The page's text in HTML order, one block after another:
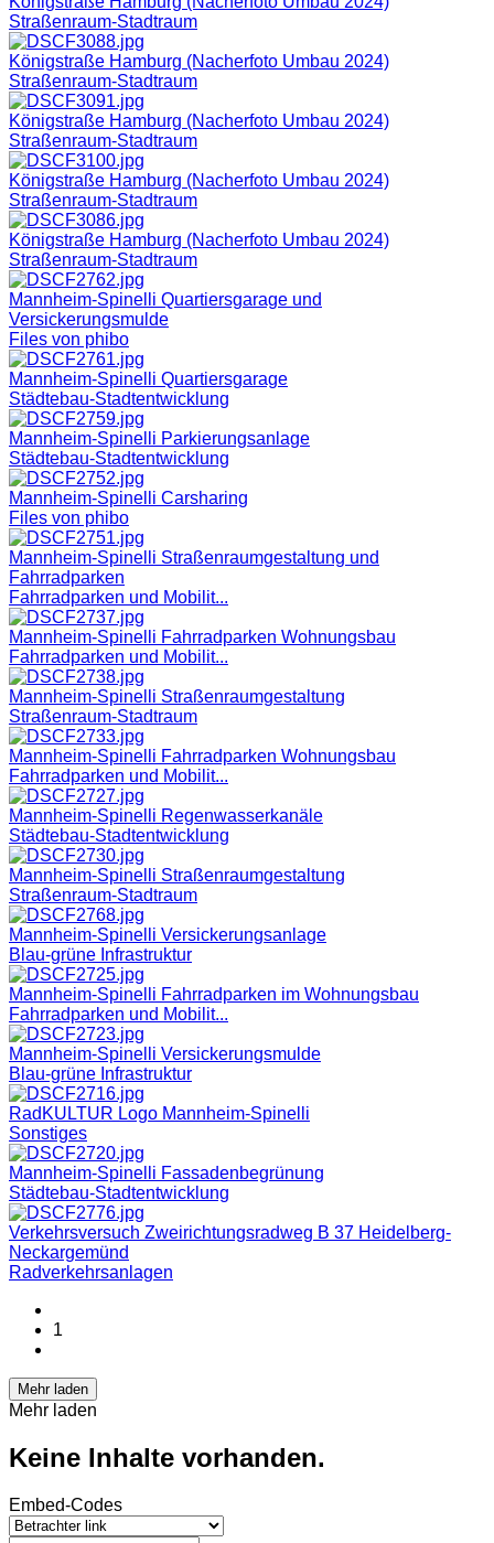
Straßenraum-Stadtraum
Königstraße Hamburg (Nacherfoto Umbau 2024)
Straßenraum-Stadtraum
Königstraße Hamburg (Nacherfoto Umbau 2024)
Straßenraum-Stadtraum
Königstraße Hamburg (Nacherfoto Umbau 2024)
Straßenraum-Stadtraum
Königstraße Hamburg (Nacherfoto Umbau 2024)
Straßenraum-Stadtraum
Mannheim-Spinelli Quartiersgarage und
Versickerungsmulde
Files von phibo
Mannheim-Spinelli Quartiersgarage
Städtebau-Stadtentwicklung
Mannheim-Spinelli Parkierungsanlage
Städtebau-Stadtentwicklung
Mannheim-Spinelli Carsharing
Files von phibo
Mannheim-Spinelli Straßenraumgestaltung und
Fahrradparken
Fahrradparken und Mobilit...
Mannheim-Spinelli Fahrradparken Wohnungsbau
Fahrradparken und Mobilit...
Mannheim-Spinelli Straßenraumgestaltung
Straßenraum-Stadtraum
Mannheim-Spinelli Fahrradparken Wohnungsbau
Fahrradparken und Mobilit...
Mannheim-Spinelli Regenwasserkanäle
Städtebau-Stadtentwicklung
Mannheim-Spinelli Straßenraumgestaltung
Straßenraum-Stadtraum
Mannheim-Spinelli Versickerungsanlage
Blau-grüne Infrastruktur
Mannheim-Spinelli Fahrradparken im Wohnungsbau
Fahrradparken und Mobilit...
Mannheim-Spinelli Versickerungsmulde
Blau-grüne Infrastruktur
RadKULTUR Logo Mannheim-Spinelli
Sonstiges
Mannheim-Spinelli Fassadenbegrünung
Städtebau-Stadtentwicklung
Verkehrsversuch Zweirichtungsradweg B 37 Heidelberg-
Neckargemünd
Radverkehrsanlagen
1
Mehr laden
Mehr laden
Keine Inhalte vorhanden.
Embed-Codes